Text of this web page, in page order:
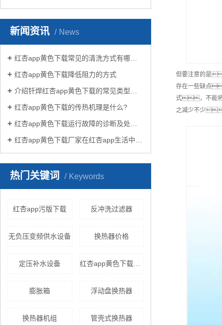
新闻资讯 News
红杏app黄色下载常见的清洗方式有哪些？
红杏app黄色下载降低阻力的方式
介绍钎焊红杏app黄色下载的常见类型有哪些
红杏app黄色下载的传热机理是什么?
红杏app黄色下载运行故障的诊断及处理方法
红杏app黄色下载厂家在红杏app生活中有哪些作用？
热门关键词 Keywords
红杏app污版下载 反冲洗过滤器
无负压变频供水设备 换热器价格
定压补水设备 红杏app黄色下载原理
膨胀箱 浮动盘换热器
换热器机组 管壳式换热器
但要注意的是
存在一些缺点
式，不能将
之减少不少